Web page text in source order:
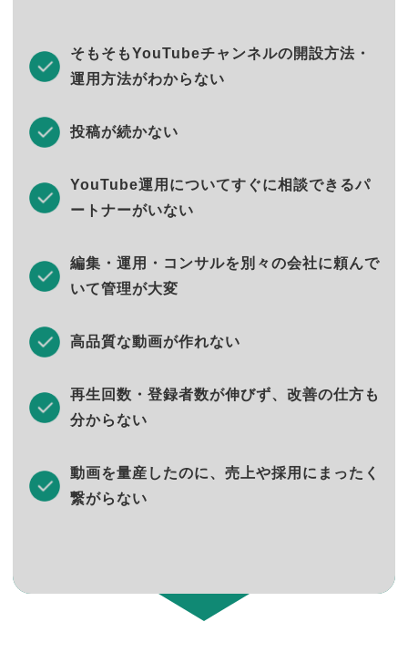
そもそもYouTubeチャンネルの開設方法・
運用方法がわからない
投稿が続かない
YouTube運用についてすぐに相談できるパ
ートナーがいない
編集・運用・コンサルを別々の会社に頼んで
いて管理が大変
高品質な動画が作れない
再生回数・登録者数が伸びず、改善の仕方も
分からない
動画を量産したのに、売上や採用にまったく
繋がらない